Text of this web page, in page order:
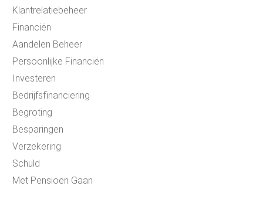
Klantrelatiebeheer
Financiën
Aandelen Beheer
Persoonlijke Financiën
Investeren
Bedrijfsfinanciering
Begroting
Besparingen
Verzekering
Schuld
Met Pensioen Gaan